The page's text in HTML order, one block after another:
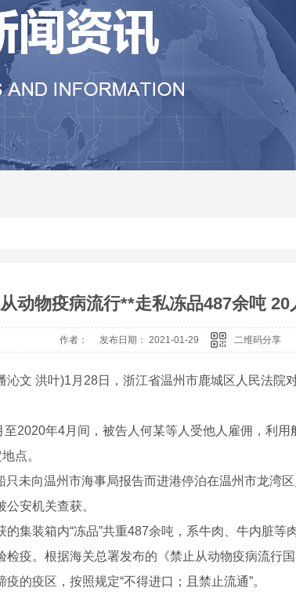
厂家
机
格
河南压滤机
有问必答
媒体报道
从动物疫病流行**走私冻品487余吨 20
作者： 发布日期： 2021-01-29 二维码分享
洪叶)1月28日，浙江省温州市鹿城区人民法院
年4月间，被告人何某等人受他人雇佣，利用
点。
向温州市海事局报告而进港停泊在温州市龙湾区
安机关查获。
装箱内“冻品”共重487余吨，系牛肉、牛内脏等
检疫。根据海关总署发布的《禁止从动物疫病流行
的疫区，按照规定“不得进口；且禁止流通”。